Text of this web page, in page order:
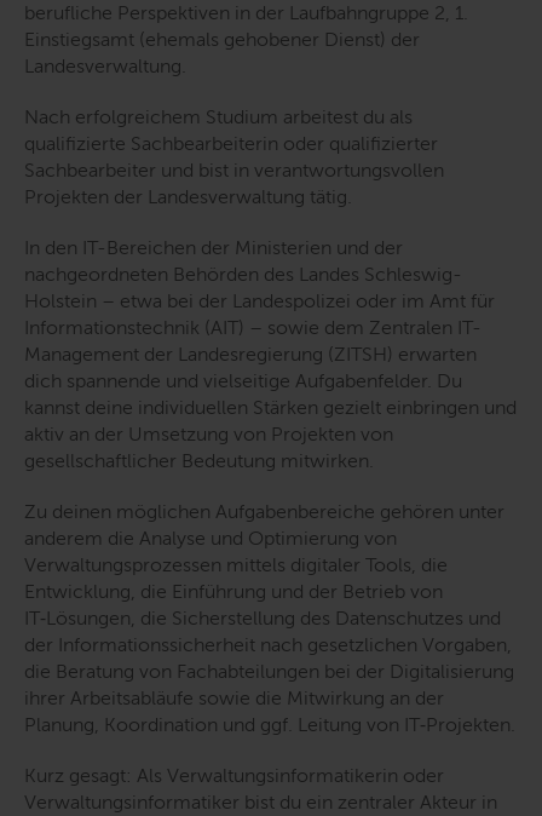
berufliche Perspektiven in der Laufbahngruppe 2, 1.
Einstiegsamt (ehemals gehobener Dienst) der
Landesverwaltung.
Nach erfolgreichem Studium arbeitest du als
qualifizierte Sachbearbeiterin oder qualifizierter
Sachbearbeiter und bist in verantwortungsvollen
Projekten der Landesverwaltung tätig.
In den IT-Bereichen der Ministerien und der
nachgeordneten Behörden des Landes Schleswig-
Holstein – etwa bei der Landespolizei oder im Amt für
Informationstechnik (AIT) – sowie dem Zentralen IT-
Management der Landesregierung (ZITSH) erwarten
dich spannende und vielseitige Aufgabenfelder. Du
kannst deine individuellen Stärken gezielt einbringen und
aktiv an der Umsetzung von Projekten von
gesellschaftlicher Bedeutung mitwirken.
Zu deinen möglichen Aufgabenbereiche gehören unter
anderem die Analyse und Optimierung von
Verwaltungsprozessen mittels digitaler Tools, die
Entwicklung, die Einführung und der Betrieb von
IT‑Lösungen, die Sicherstellung des Datenschutzes und
der Informationssicherheit nach gesetzlichen Vorgaben,
die Beratung von Fachabteilungen bei der Digitalisierung
ihrer Arbeitsabläufe sowie die Mitwirkung an der
Planung, Koordination und ggf. Leitung von IT‑Projekten.
Kurz gesagt: Als Verwaltungsinformatikerin oder
Verwaltungsinformatiker bist du ein zentraler Akteur in